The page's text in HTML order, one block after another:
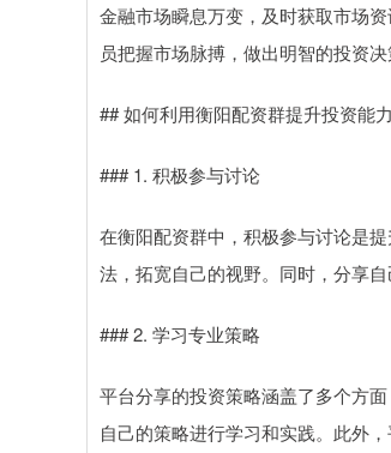
金融市场瞬息万变，及时获取市场
员把握市场脉搏，做出明智的投资决
## 如何利用衡阳配资群提升投资能
### 1. 积极参与讨论
在衡阳配资群中，积极参与讨论是
法，拓宽自己的视野。同时，分享
### 2. 学习专业策略
平台分享的投资策略涵盖了多个方
自己的策略进行学习和实践。此外